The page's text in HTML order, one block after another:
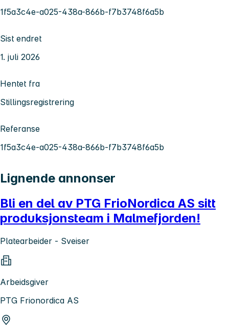
1f5a3c4e-a025-438a-866b-f7b3748f6a5b
Sist endret
1. juli 2026
Hentet fra
Stillingsregistrering
Referanse
1f5a3c4e-a025-438a-866b-f7b3748f6a5b
Lignende annonser
Bli en del av PTG FrioNordica AS sitt
produksjonsteam i Malmefjorden!
Platearbeider - Sveiser
Arbeidsgiver
PTG Frionordica AS